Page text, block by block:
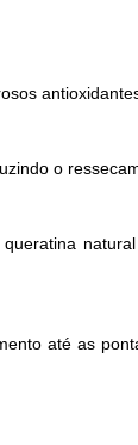
o
até as